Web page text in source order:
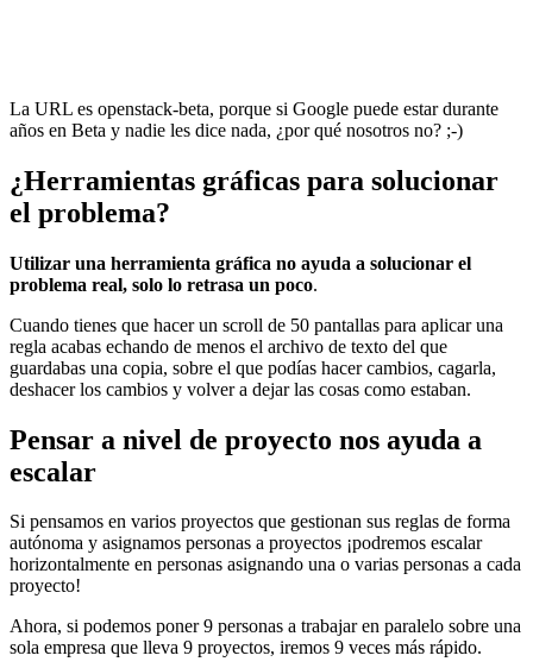
La URL es openstack-beta, porque si Google puede estar durante
años en Beta y nadie les dice nada, ¿por qué nosotros no? ;-)
¿Herramientas gráficas para solucionar
el problema?
Utilizar una herramienta gráfica no ayuda a solucionar el
problema real, solo lo retrasa un poco.
Cuando tienes que hacer un scroll de 50 pantallas para aplicar una
regla acabas echando de menos el archivo de texto del que
guardabas una copia, sobre el que podías hacer cambios, cagarla,
deshacer los cambios y volver a dejar las cosas como estaban.
Pensar a nivel de proyecto nos ayuda a
escalar
Si pensamos en varios proyectos que gestionan sus reglas de forma
autónoma y asignamos personas a proyectos ¡podremos escalar
horizontalmente en personas asignando una o varias personas a cada
proyecto!
Ahora, si podemos poner 9 personas a trabajar en paralelo sobre una
sola empresa que lleva 9 proyectos, iremos 9 veces más rápido.